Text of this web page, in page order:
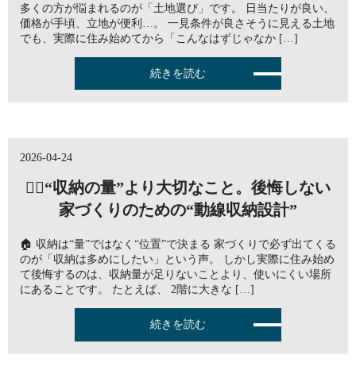
多くの方が悩まれるのが「土地選び」です。 日当たりが良い、
価格が手頃、立地が便利…。 一見条件が良さそうに見える土地
でも、実際に住み始めてから「こんなはずじゃなか […]
続きを読む
2026-04-24
🤷‍♀️“収納の量”より大切なこと。後悔しない
家づくりのための“動線収納設計”
🏠 収納は“量”ではなく“位置”で決まる 家づくりで必ず出てくる
のが「収納は多めにしたい」という声。 しかし実際に住み始め
て後悔するのは、収納量が足りないことより、使いにくい場所
にあることです。 たとえば、 2階に大きな […]
続きを読む